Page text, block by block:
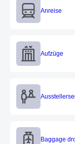
Anreise
Anreise
Aufzüge
Aufzüge
Aussteller­servicebüro
Baggage drop-off
Baggage